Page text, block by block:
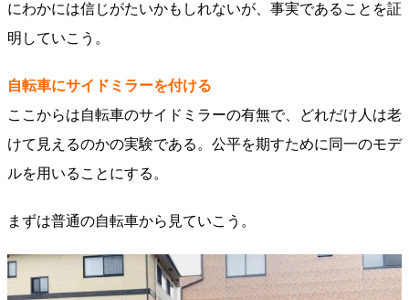
にわかには信じがたいかもしれないが、事実であることを証
明していこう。
自転車にサイドミラーを付ける
ここからは自転車のサイドミラーの有無で、どれだけ人は老
けて見えるのかの実験である。公平を期すために同一のモデ
ルを用いることにする。
まずは普通の自転車から見ていこう。